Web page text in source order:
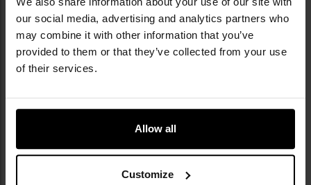
our social media, advertising and analytics partners who
may combine it with other information that you’ve
provided to them or that they’ve collected from your use
of their services.
Allow all
Customize
Więcej
informacji
Odcienie beżu
Długość rękawa
Krótki
Termoaktywna
Luźny